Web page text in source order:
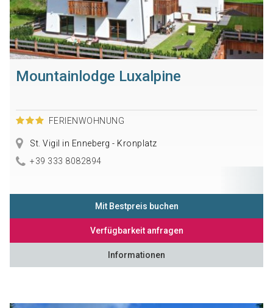
Mountainlodge Luxalpine
FERIENWOHNUNG
St. Vigil in Enneberg - Kronplatz
+39 333 8082894
Mit Bestpreis buchen
Verfügbarkeit anfragen
Informationen